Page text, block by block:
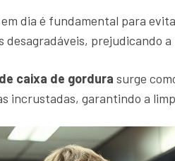
em dia é fundamental para
desagradáveis, prejudicando
caixa de gordura surge
incrustadas, garantindo a